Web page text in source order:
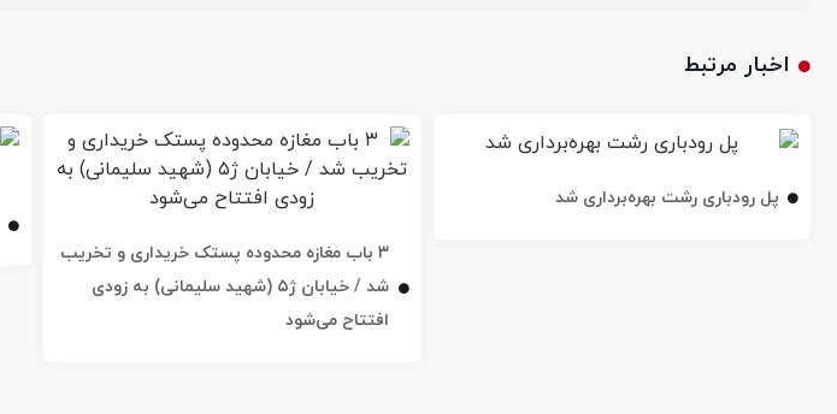
اخبار مرتبط
پل رودباری رشت بهره‌برداری شد
۳ باب مغازه محدوده پستک خریداری و تخریب
شد / خیابان ژ۵ (شهید سلیمانی) به زودی
افتتاح می‌شود